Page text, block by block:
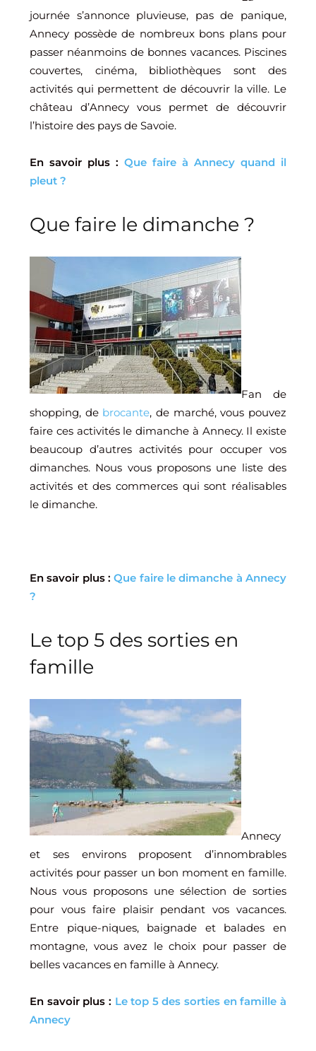
journée s’annonce pluvieuse, pas de panique,
Annecy possède de nombreux bons plans pour
passer néanmoins de bonnes vacances. Piscines
couvertes, cinéma, bibliothèques sont des
activités qui permettent de découvrir la ville. Le
château d’Annecy vous permet de découvrir
l’histoire des pays de Savoie.
En savoir plus : Que faire à Annecy quand il
pleut ?
Que faire le dimanche ?
Fan de
shopping, de brocante, de marché, vous pouvez
faire ces activités le dimanche à Annecy. Il existe
beaucoup d’autres activités pour occuper vos
dimanches. Nous vous proposons une liste des
activités et des commerces qui sont réalisables
le dimanche.
En savoir plus :Que faire le dimanche à Annecy
?
Le top 5 des sorties en
famille
Annecy
et ses environs proposent d’innombrables
activités pour passer un bon moment en famille.
Nous vous proposons une sélection de sorties
pour vous faire plaisir pendant vos vacances.
Entre pique-niques, baignade et balades en
montagne, vous avez le choix pour passer de
belles vacances en famille à Annecy.
En savoir plus : Le top 5 des sorties en famille à
Annecy